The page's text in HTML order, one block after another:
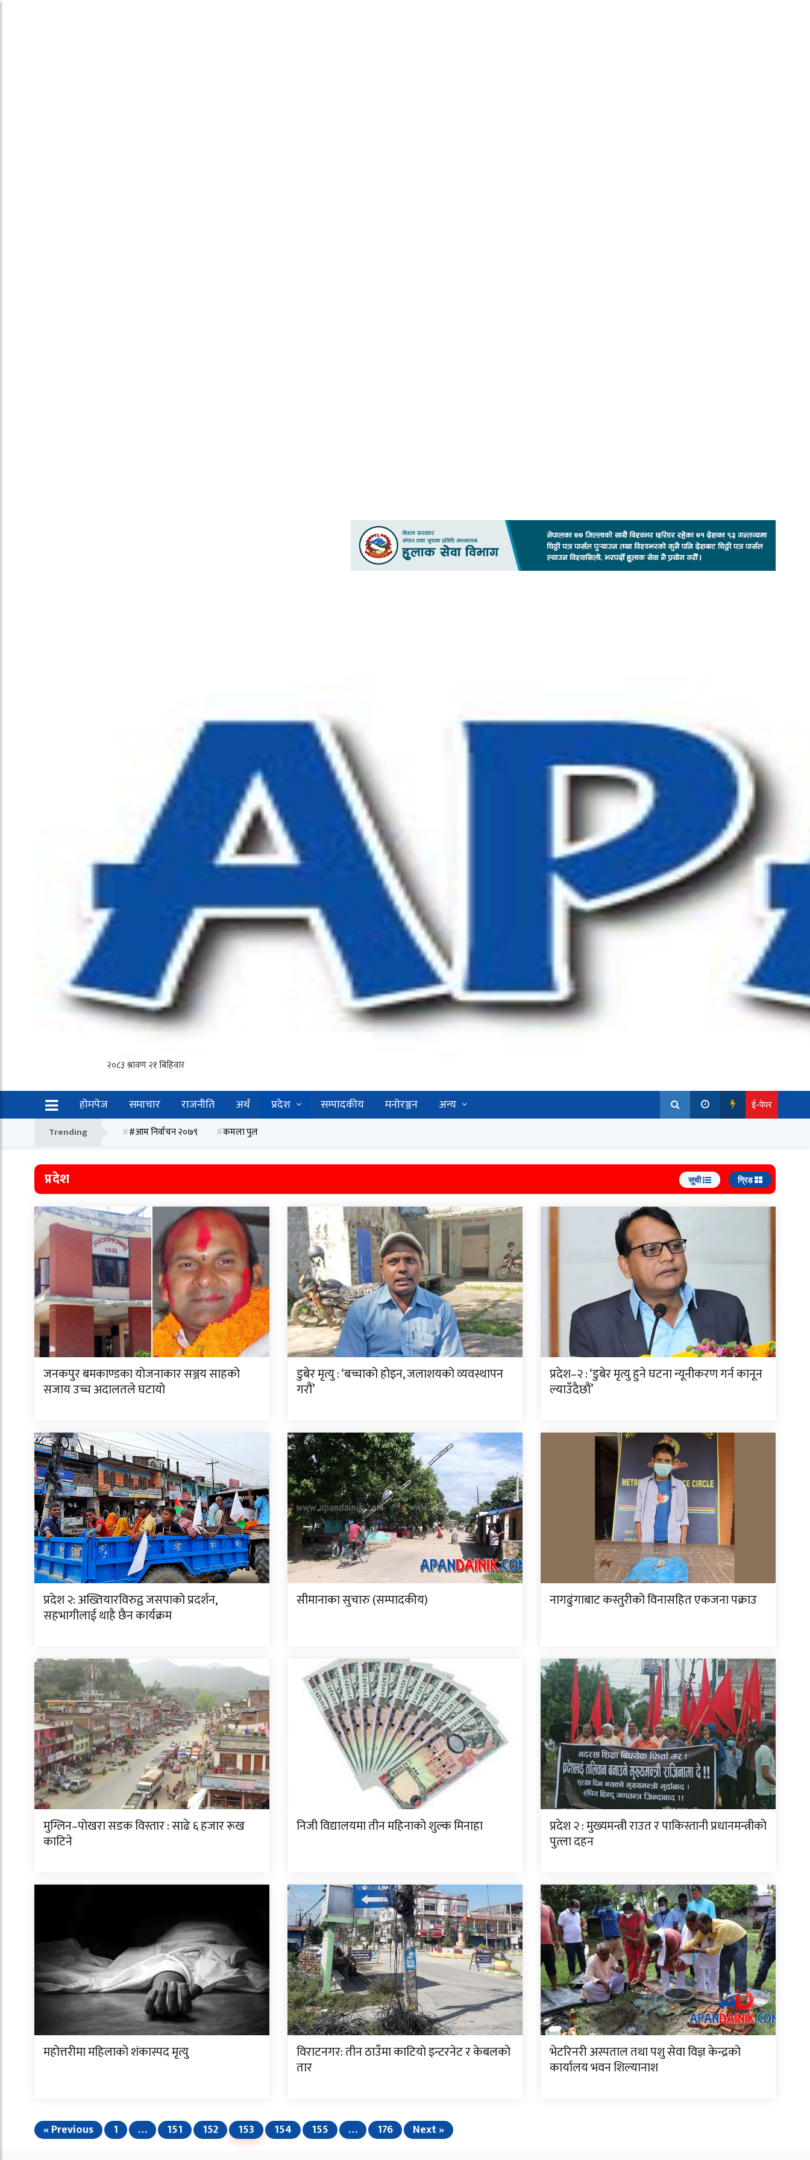
होमपेज समाचार राजनीति अर्थ प्रदेश सम्पादकीय मनोरञ्जन अन्य ई-पेपर
Trending #आम निर्वाचन २०७९ कमला पुल
प्रदेश सूची ग्रिड
जनकपुर बमकाण्डका योजनाकार सञ्जय साहको
सजाय उच्च अदालतले घटायो
डुबेर मृत्यु : ‘बच्चाको होइन, जलाशयको व्यवस्थापन
गरौं’
प्रदेश–२ : ‘डुबेर मृत्यु हुने घटना न्यूनीकरण गर्न कानून
ल्याउँदैछौं’
प्रदेश २: अख्तियारविरुद्व जसपाको प्रदर्शन,
सहभागीलाई थाहै छैन कार्यक्रम
सीमानाका सुचारु (सम्पादकीय) नागढुंगाबाट कस्तुरीको विनासहित एकजना पक्राउ
मुग्लिन–पोखरा सडक विस्तार : साढे ६ हजार रूख
काटिने
निजी विद्यालयमा तीन महिनाको शुल्क मिनाहा प्रदेश २ : मुख्यमन्त्री राउत र पाकिस्तानी प्रधानमन्त्रीको
पुत्ला दहन
महोत्तरीमा महिलाको शंकास्पद मृत्यु विराटनगर: तीन ठाउँमा काटियो इन्टरनेट र केबलको
तार
भेटरिनरी अस्पताल तथा पशु सेवा विज्ञ केन्द्रको
कार्यालय भवन शिल्यानाश
« Previous 1 … 151 152 153 154 155 … 176 Next »